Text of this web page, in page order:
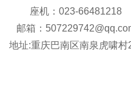
座机：023-66481218
邮箱：
地址:重庆巴南区南泉虎啸村